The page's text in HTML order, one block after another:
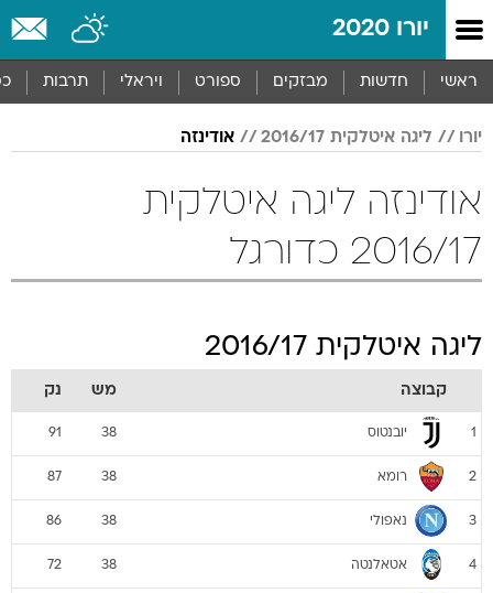
יורו 2020
ראשי חדשות מבזקים ספורט ויראלי תרבות
יורו ליגה איטלקית 2016/17 אודינזה
אודינזה ליגה איטלקית
2016/17 כדורגל
ליגה איטלקית 2016/17
קבוצה מש נק
1 יובנטוס 38
91
2 רומא 38
87
3 נאפולי 38
86
4 אטאלנטה 38
72